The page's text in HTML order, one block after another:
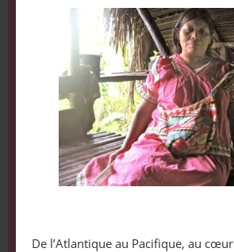
De l’Atlantique au Pacifique, au cœur